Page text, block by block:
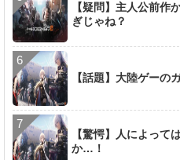
【疑問】主人公前作
ぎじゃね？
【話題】大陸ゲーの
【驚愕】人によって
か…！